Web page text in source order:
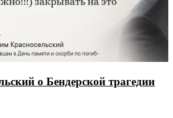
о Бендерской трагедии